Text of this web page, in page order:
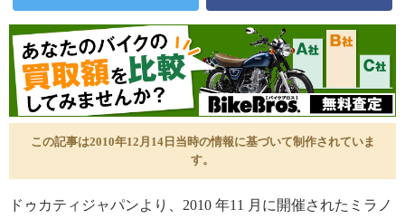
この記事は2010年12月14日当時の情報に基づいて制作されていま
す。
ドゥカティジャパンより、2010 年11 月に開催されたミラノ